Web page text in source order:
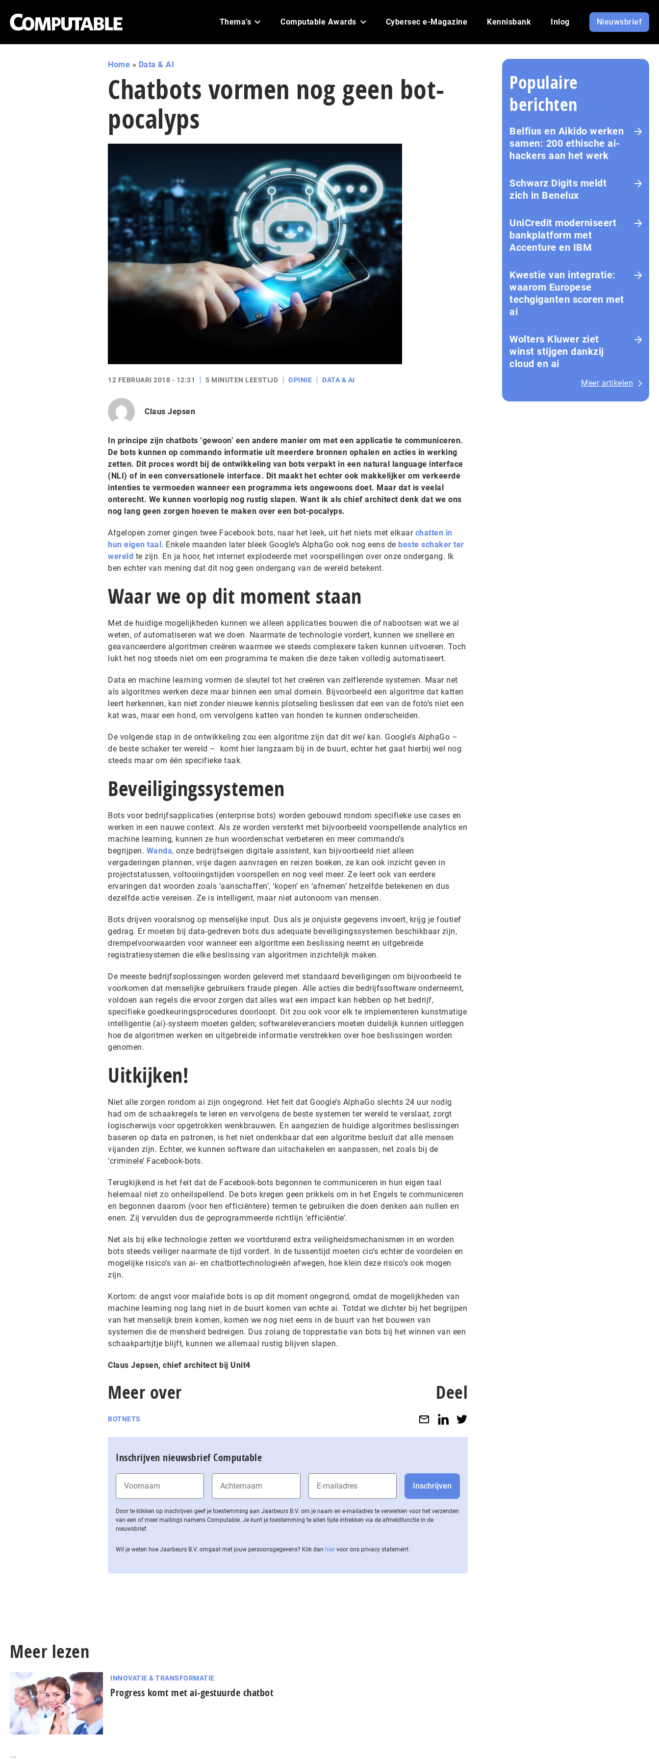
Thema’s Computable Awards Cybersec e-Magazine Kennisbank Inlog Nieuwsbrief
Home » Data & AI
Chatbots vormen nog geen bot-
pocalyps
12 FEBRUARI 2018 - 12:31 5 MINUTEN LEESTIJD OPINIE DATA & AI
Claus Jepsen
In principe zijn chatbots ‘gewoon’ een andere manier om met een applicatie te communiceren.
De bots kunnen op commando informatie uit meerdere bronnen ophalen en acties in werking
zetten. Dit proces wordt bij de ontwikkeling van bots verpakt in een natural language interface
(NLI) of in een conversationele interface. Dit maakt het echter ook makkelijker om verkeerde
intenties te vermoeden wanneer een programma iets ongewoons doet. Maar dat is veelal
onterecht. We kunnen voorlopig nog rustig slapen. Want ik als chief architect denk dat we ons
nog lang geen zorgen hoeven te maken over een bot-pocalyps.
Afgelopen zomer gingen twee Facebook bots, naar het leek, uit het niets met elkaar chatten in
hun eigen taal. Enkele maanden later bleek Google’s AlphaGo ook nog eens de beste schaker ter
wereld te zijn. En ja hoor, het internet explodeerde met voorspellingen over onze ondergang. Ik
ben echter van mening dat dit nog geen ondergang van de wereld betekent.
Waar we op dit moment staan
Met de huidige mogelijkheden kunnen we alleen applicaties bouwen die ofnabootsen wat we al
weten, ofautomatiseren wat we doen. Naarmate de technologie vordert, kunnen we snellere en
geavanceerdere algoritmen creëren waarmee we steeds complexere taken kunnen uitvoeren. Toch
lukt het nog steeds niet om een programma te maken die deze taken volledig automatiseert.
Data en machine learning vormen de sleutel tot het creëren van zelflerende systemen. Maar net
als algoritmes werken deze maar binnen een smal domein. Bijvoorbeeld een algoritme dat katten
leert herkennen, kan niet zonder nieuwe kennis plotseling beslissen dat een van de foto’s niet een
kat was, maar een hond, om vervolgens katten van honden te kunnen onderscheiden.
De volgende stap in de ontwikkeling zou een algoritme zijn dat dit wel kan. Google’s AlphaGo –
de beste schaker ter wereld – komt hier langzaam bij in de buurt, echter het gaat hierbij wel nog
steeds maar om één specifieke taak.
Beveiligingssystemen
Bots voor bedrijfsapplicaties (enterprise bots) worden gebouwd rondom specifieke use cases en
werken in een nauwe context. Als ze worden versterkt met bijvoorbeeld voorspellende analytics en
machine learning, kunnen ze hun woordenschat verbeteren en meer commando’s
begrijpen. Wanda, onze bedrijfseigen digitale assistent, kan bijvoorbeeld niet alleen
vergaderingen plannen, vrije dagen aanvragen en reizen boeken, ze kan ook inzicht geven in
projectstatussen, voltooiingstijden voorspellen en nog veel meer. Ze leert ook van eerdere
ervaringen dat woorden zoals ‘aanschaffen’, ‘kopen’ en ‘afnemen’ hetzelfde betekenen en dus
dezelfde actie vereisen. Ze is intelligent, maar niet autonoom van mensen.
Bots drijven vooralsnog op menselijke input. Dus als je onjuiste gegevens invoert, krijg je foutief
gedrag. Er moeten bij data-gedreven bots dus adequate beveiligingssystemen beschikbaar zijn,
drempelvoorwaarden voor wanneer een algoritme een beslissing neemt en uitgebreide
registratiesystemen die elke beslissing van algoritmen inzichtelijk maken.
De meeste bedrijfsoplossingen worden geleverd met standaard beveiligingen om bijvoorbeeld te
voorkomen dat menselijke gebruikers fraude plegen. Alle acties die bedrijfssoftware onderneemt,
voldoen aan regels die ervoor zorgen dat alles wat een impact kan hebben op het bedrijf,
specifieke goedkeuringsprocedures doorloopt. Dit zou ook voor elk te implementeren kunstmatige
intelligentie (ai)-systeem moeten gelden; softwareleveranciers moeten duidelijk kunnen uitleggen
hoe de algoritmen werken en uitgebreide informatie verstrekken over hoe beslissingen worden
genomen.
Uitkijken!
Niet alle zorgen rondom ai zijn ongegrond. Het feit dat Google’s AlphaGo slechts 24 uur nodig
had om de schaakregels te leren en vervolgens de beste systemen ter wereld te verslaat, zorgt
logischerwijs voor opgetrokken wenkbrauwen. En aangezien de huidige algoritmes beslissingen
baseren op data en patronen, is het niet ondenkbaar dat een algoritme besluit dat alle mensen
vijanden zijn. Echter, we kunnen software dan uitschakelen en aanpassen, net zoals bij de
‘criminele’ Facebook-bots.
Terugkijkend is het feit dat de Facebook-bots begonnen te communiceren in hun eigen taal
helemaal niet zo onheilspellend. De bots kregen geen prikkels om in het Engels te communiceren
en begonnen daarom (voor hen efficiëntere) termen te gebruiken die doen denken aan nullen en
enen. Zij vervulden dus de geprogrammeerde richtlijn ‘efficiëntie’.
Net als bij elke technologie zetten we voortdurend extra veiligheidsmechanismen in en worden
bots steeds veiliger naarmate de tijd vordert. In de tussentijd moeten cio’s echter de voordelen en
mogelijke risico’s van ai- en chatbottechnologieën afwegen, hoe klein deze risico’s ook mogen
zijn.
Kortom: de angst voor malafide bots is op dit moment ongegrond, omdat de mogelijkheden van
machine learning nog lang niet in de buurt komen van echte ai. Totdat we dichter bij het begrijpen
van het menselijk brein komen, komen we nog niet eens in de buurt van het bouwen van
systemen die de mensheid bedreigen. Dus zolang de topprestatie van bots bij het winnen van een
schaakpartijtje blijft, kunnen we allemaal rustig blijven slapen.
Claus Jepsen, chief architect bij Unit4
Meer over
BOTNETS
Deel
Inschrijven nieuwsbrief Computable
Door te klikken op inschrijven geef je toestemming aan Jaarbeurs B.V. om je naam en e-mailadres te verwerken voor het verzenden
van een of meer mailings namens Computable. Je kunt je toestemming te allen tijde intrekken via de af­meld­func­tie in de
nieuwsbrief.
Wil je weten hoe Jaarbeurs B.V. omgaat met jouw per­soons­ge­ge­vens? Klik dan hier voor ons privacy statement.
Populaire
berichten
Belfius en Aikido werken
samen: 200 ethische ai-
hackers aan het werk
Schwarz Digits meldt
zich in Benelux
UniCredit moderniseert
bankplatform met
Accenture en IBM
Kwestie van integratie:
waarom Europese
techgiganten scoren met
ai
Wolters Kluwer ziet
winst stijgen dankzij
cloud en ai
Meer artikelen
Meer lezen
INNOVATIE & TRANSFORMATIE
Progress komt met ai-gestuurde chatbot
...